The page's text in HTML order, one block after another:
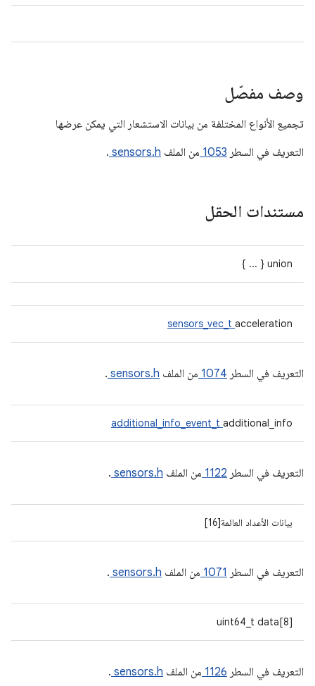
وصف مفصّل
تجميع الأنواع المختلفة من بيانات الاستشعار التي يمكن عرضها
التعريف في السطر 1053 من الملف sensors.h
.
مستندات الحقل
union { ... }
sensors_vec_t acceleration
التعريف في السطر 1074 من الملف sensors.h
.
additional_info_event_t additional_info
التعريف في السطر 1122 من الملف sensors.h
.
بيانات الأعداد العائمة[16]
التعريف في السطر 1071 من الملف sensors.h
.
uint64_t data[8]
التعريف في السطر 1126 من الملف sensors.h
.